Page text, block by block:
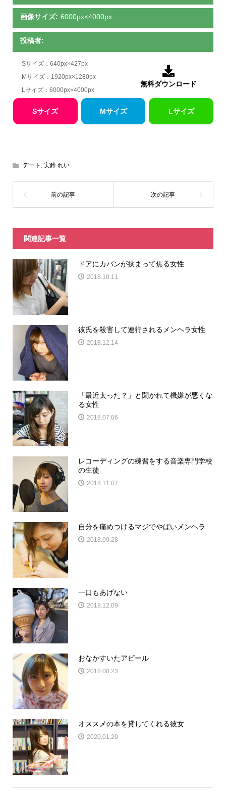
画像サイズ: 6000px×4000px
投稿者:
Sサイズ：640px×427px
Mサイズ：1920px×1280px
Lサイズ：6000px×4000px

無料ダウンロード
Sサイズ Mサイズ Lサイズ
デート , 実鈴 れい
関連記事一覧
ドアにカバンが挟まって焦る女性
2018.10.11
彼氏を殺害して連行されるメンヘラ女性
2018.12.14
「最近太った？」と聞かれて機嫌が悪くな
る女性
2018.07.06
レコーディングの練習をする音楽専門学校
の生徒
2018.11.07
自分を痛めつけるマジでやばいメンヘラ
2018.09.28
一口もあげない
2018.12.09
おなかすいたアピール
2018.08.23
オススメの本を貸してくれる彼女
2020.01.29